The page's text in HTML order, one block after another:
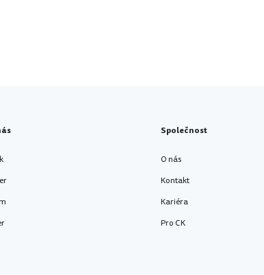
Společnost
O nás
Kontakt
Kariéra
Pro CK